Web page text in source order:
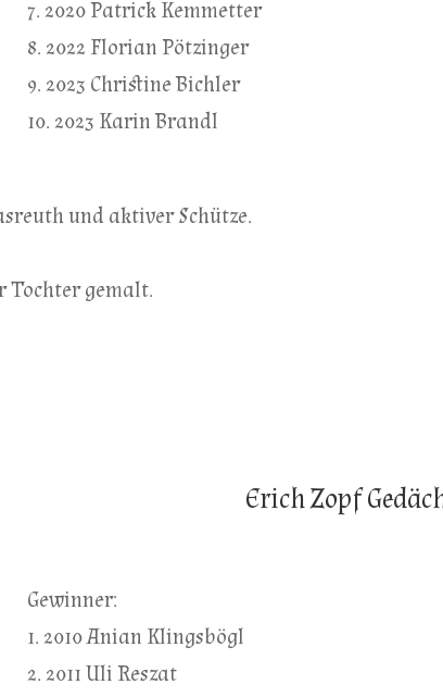
7. 2020 Patrick Kemmetter
8. 2022 Florian Pötzinger
9. 2023 Christine Bichler
10. 2023 Karin Brandl
und aktiver Schütze.
Tochter gemalt.
Erich Zopf
Gewinner:
1. 2010 Anian Klingsbögl
2. 2011 Uli Reszat